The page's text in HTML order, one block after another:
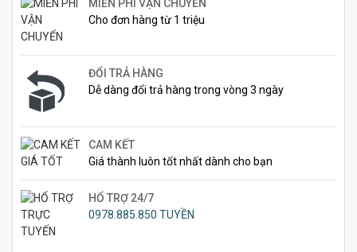
MIỄN PHÍ VẬN CHUYỂN
Cho đơn hàng từ 1 triệu
ĐỔI TRẢ HÀNG
Dễ dàng đổi trả hàng trong vòng 3 ngày
CAM KẾT
Giá thành luôn tốt nhất dành cho bạn
HỔ TRỢ 24/7
0978.885.850 TUYỀN